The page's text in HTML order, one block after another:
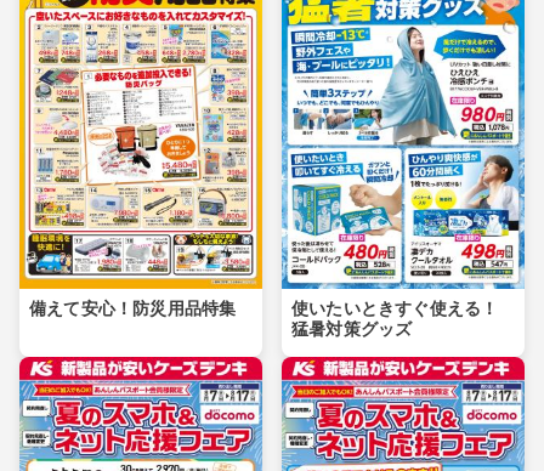
備えて安心！防災用品特集
使いたいときすぐ使える！
猛暑対策グッズ